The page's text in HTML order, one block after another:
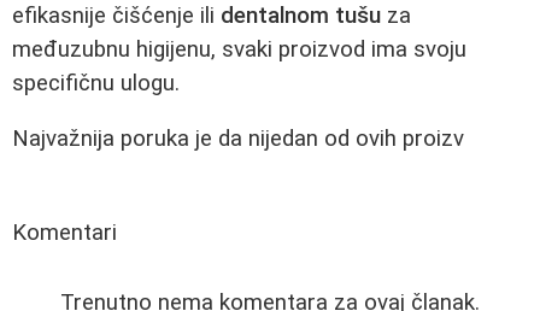
efikasnije čišćenje ili dentalnom tušu za
međuzubnu higijenu, svaki proizvod ima svoju
specifičnu ulogu.
Najvažnija poruka je da nijedan od ovih proizv
Komentari
Trenutno nema komentara za ovaj članak.